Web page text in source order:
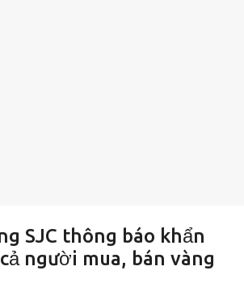
SJC thông báo khẩn
người mua, bán vàng